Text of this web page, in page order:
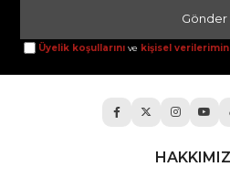
Gönder
Üyelik koşullarını ve kişisel verilerimin